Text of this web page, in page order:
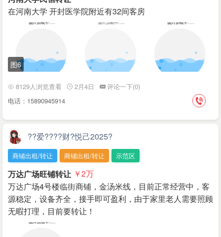
在河南大学 开封医学院附近有32间客房
图6
8129人浏览查看 2月4日
评论一下(0)
电话：15890945914
??爱????财?悦己2025?
商铺出租/转让 商铺出租/转让 示范区
万达广场旺铺转让 ￥2万
万达广场4号楼临街商铺，金汤米线，目前正常经营中，客
源稳定，设备齐全，接手即可盈利，由于家里老人需要照顾
无暇打理，目前要转让！